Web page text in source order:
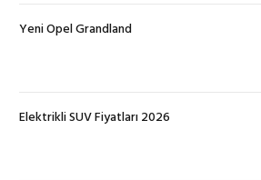
Yeni Opel Grandland
Elektrikli SUV Fiyatları 2026